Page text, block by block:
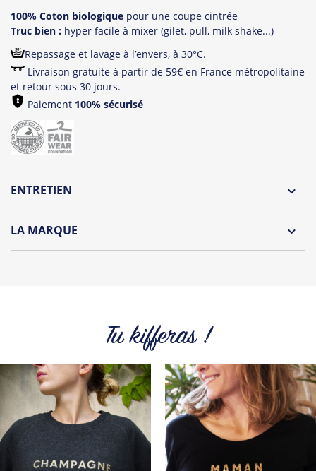
100% Coton biologique pour une coupe cintrée
Truc bien : hyper facile à mixer (gilet, pull, milk shake...)
Repassage et lavage à l’envers, à 30°C.
Livraison gratuite à partir de 59€ en France métropolitaine
et retour sous 30 jours.
Paiement 100% sécurisé
ENTRETIEN
LA MARQUE
Tu kifferas !